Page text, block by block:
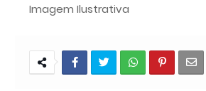
Imagem Ilustrativa